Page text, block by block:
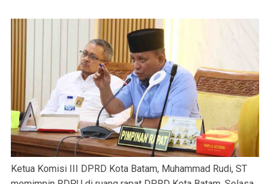
Ketua Komisi III DPRD Kota Batam, Muhammad Rudi, ST